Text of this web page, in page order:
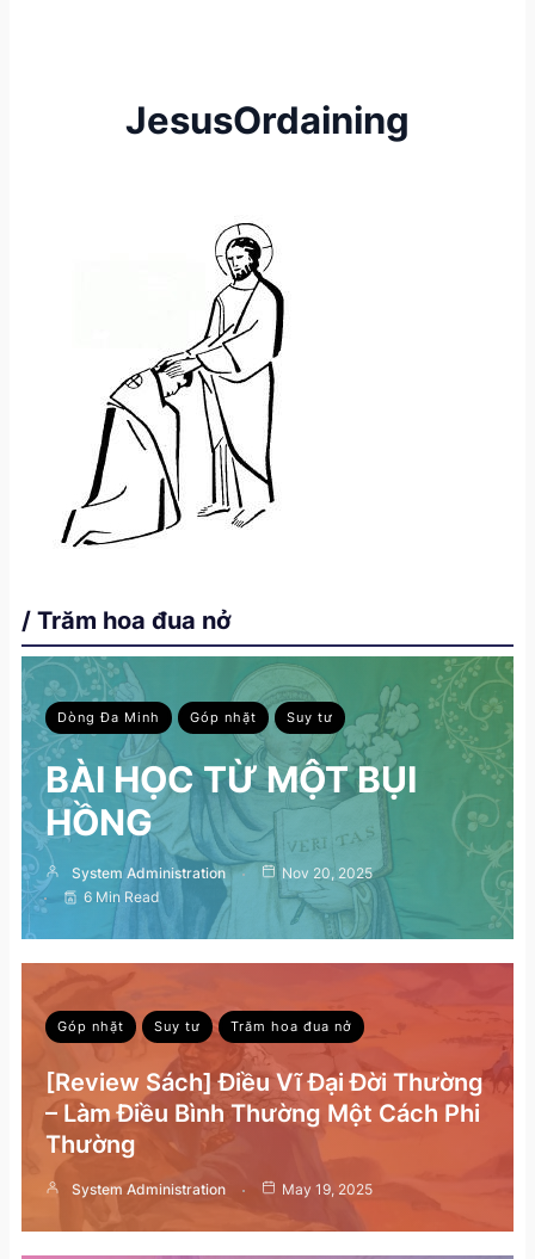
JesusOrdaining
/ Trăm hoa đua nở
Dòng Đa Minh Góp nhặt Suy tư
BÀI HỌC TỪ MỘT BỤI
HỒNG
System Administration
Nov 20, 2025
6 Min Read
Góp nhặt Suy tư Trăm hoa đua nở
[Review Sách] Điều Vĩ Đại Đời Thường
– Làm Điều Bình Thường Một Cách Phi
Thường
System Administration May 19, 2025